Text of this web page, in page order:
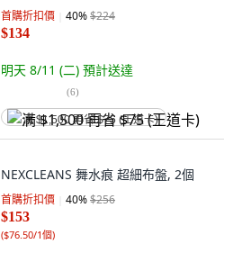
首購折扣價 40%$224
$134
明天 8/11 (二) 預計送達
(6)
满 $1,500 再省 $75 (王道卡)
NEXCLEANS 舞水痕 超細布盤, 2個
首購折扣價 40%$256
$153
($76.50/1個)